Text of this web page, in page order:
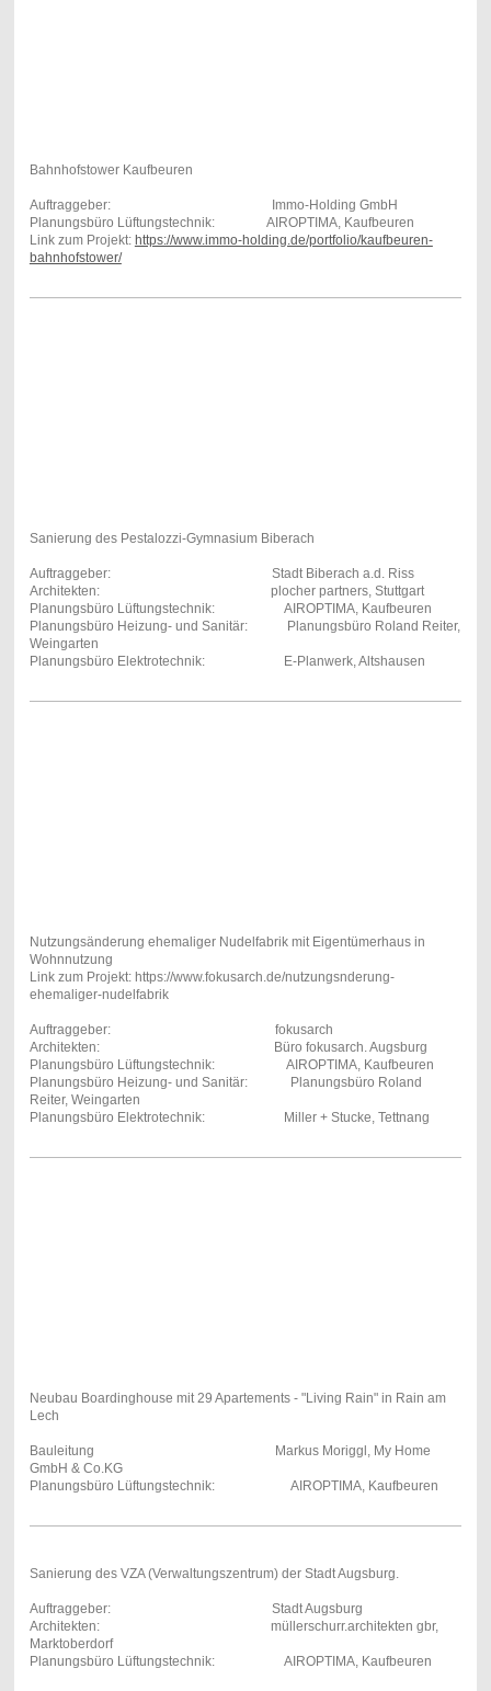
Bahnhofstower Kaufbeuren
Auftraggeber: Immo-Holding GmbH
Planungsbüro Lüftungstechnik: AIROPTIMA, Kaufbeuren
Link zum Projekt: https://www.immo-holding.de/portfolio/kaufbeuren-
bahnhofstower/
Sanierung des Pestalozzi-Gymnasium Biberach
Auftraggeber: Stadt Biberach a.d. Riss
Architekten: plocher partners, Stuttgart
Planungsbüro Lüftungstechnik: AIROPTIMA, Kaufbeuren
Planungsbüro Heizung- und Sanitär: Planungsbüro Roland Reiter,
Weingarten
Planungsbüro Elektrotechnik: E-Planwerk, Altshausen
Nutzungsänderung ehemaliger Nudelfabrik mit Eigentümerhaus in
Wohnnutzung
Link zum Projekt: https://www.fokusarch.de/nutzungsnderung-
ehemaliger-nudelfabrik
Auftraggeber: fokusarch
Architekten: Büro fokusarch. Augsburg
Planungsbüro Lüftungstechnik: AIROPTIMA, Kaufbeuren
Planungsbüro Heizung- und Sanitär: Planungsbüro Roland
Reiter, Weingarten
Planungsbüro Elektrotechnik: Miller + Stucke, Tettnang
Neubau Boardinghouse mit 29 Apartements - "Living Rain" in Rain am
Lech
Bauleitung
Markus Moriggl, My Home
GmbH & Co.KG
Planungsbüro Lüftungstechnik: AIROPTIMA, Kaufbeuren
Sanierung des VZA (Verwaltungszentrum) der Stadt Augsburg.
Auftraggeber: Stadt Augsburg
Architekten: müllerschurr.architekten gbr,
Marktoberdorf
Planungsbüro Lüftungstechnik: AIROPTIMA, Kaufbeuren